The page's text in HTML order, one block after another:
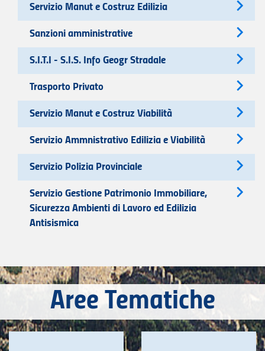
Servizio Manut e Costruz Edilizia
Sanzioni amministrative
S.I.T.I - S.I.S. Info Geogr Stradale
Trasporto Privato
Servizio Manut e Costruz Viabilità
Servizio Ammnistrativo Edilizia e Viabilità
Servizio Polizia Provinciale
Servizio Gestione Patrimonio Immobiliare,
Sicurezza Ambienti di Lavoro ed Edilizia
Antisismica
Aree Tematiche